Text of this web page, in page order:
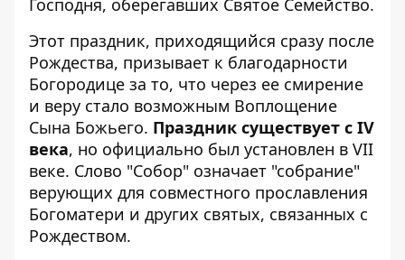
Господня, оберегавших Святое Семейство.
Этот праздник, приходящийся сразу после
Рождества, призывает к благодарности
Богородице за то, что через ее смирение
и веру стало возможным Воплощение
Сына Божьего. Праздник существует с IV
века, но официально был установлен в VII
веке. Слово "Собор" означает "собрание"
верующих для совместного прославления
Богоматери и других святых, связанных с
Рождеством.